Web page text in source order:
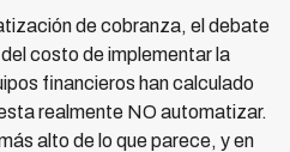
de cobranza, el debate
costo de implementar la
financieros han calculado
realmente NO automatizar.
alto de lo que parece, y en